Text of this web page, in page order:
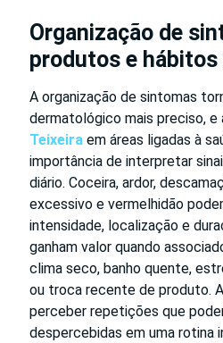
Organização de
produtos e
A organização de sintomas
dermatológico mais preciso, e
Teixeira em áreas ligadas à
importância de interpretar
diário. Coceira, ardor,
excessivo e vermelhidão
intensidade, localização e
ganham valor quando
clima seco, banho quente,
ou troca recente de produto.
perceber repetições que
despercebidas em uma rotina